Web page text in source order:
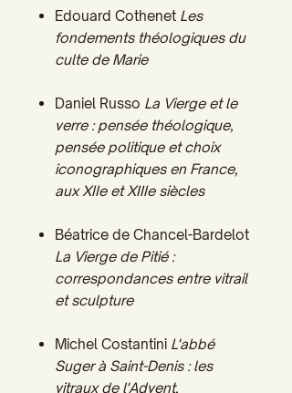
Edouard Cothenet Les
fondements théologiques du
culte de Marie
Daniel Russo La Vierge et le
verre : pensée théologique,
pensée politique et choix
iconographiques en France,
aux XIIe et XIIIe siècles
Béatrice de Chancel-Bardelot
La Vierge de Pitié :
correspondances entre vitrail
et sculpture
Michel Costantini L'abbé
Suger à Saint-Denis : les
vitraux de l'Advent,